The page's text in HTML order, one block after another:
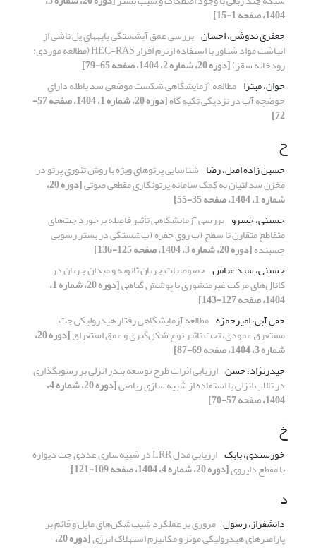
1404، صفحه 1-15]
جعفری ندوشن، احسان بررسی عمق آبشستگی پایه‏های پل ناشی از
انباشت مواد شناور با استفاده ازنرم افزار HEC-RAS (مطالعه موردی:
رودخانه سقز)[دوره 20، شماره 2، 1404، صفحه 65-79]
جوان، میترا مطالعه آزمایشگاهی شکست موضعی سد باطله دارای
حوضچه آب در نزدیکی تکیه گاه [دوره 20، شماره 1، 1404، صفحه 57-
72]
ح
حسین زاده اصل، رضا شناسایی پرتوهای ویژه با روش تئوری پرتو در
مخزن سد لتیان به کمک سامانه پرتونگاری مقطعی صوتی [دوره 20،
شماره 1، 1404، صفحه 35-55]
حسینی، خسرو بررسی آزمایشگاهی تأثیر فاصله برخورد جت‌های
متقاطع متقارن تا سطح آب روی حفره آب‌شستگی در بستر رسوبی
چسبنده[دوره 20، شماره 3، 1404، صفحه 125-136]
حسینی، سید عباس خصوصیات جریان ثانویه و میدان جریان در
کانال‌های مرکب غیرمنشوری با پوشش گیاهی [دوره 20، شماره 1،
1404، صفحه 127-143]
حقی آبی، امیرحمزه مطالعه آزمایشگاهی رفتار هیدرولیکی جت‌
مستغرق عمودی، تحت تاثیر نوع شکل‌گیری و عمق استغراق [دوره 20،
شماره 3، 1404، صفحه 69-87]
حیدرنژاد، حسن ارزیابی اثرات طرح توسعه بندر انزلی بر رسوبگذاری
در تالاب انزلی با استفاده از شبیه سازی ریاضی [دوره 20، شماره 4،
1404، صفحه 57-70]
خ
خورسندی، بابک ارزیابی مدل LRR در شبیه‌سازی عددی جت دیواره
با مقطع دایروی[دوره 20، شماره 4، 1404، صفحه 109-121]
د
دانشفراز، رسول مروری بر عملکرد شیب‌شکن‌های مایل و قائم بر
پارامترهای هیدرولیکی موثر و مکانیزم استهلاک انرژی [دوره 20،